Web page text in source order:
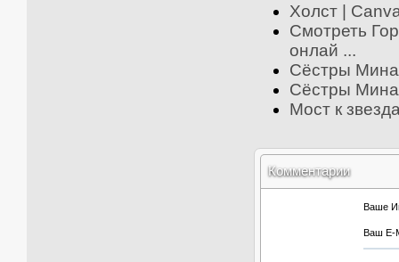
Холст |
Смотреть
онлай ...
Сёстры
Сёстры
Мост к
Комментарии
Ваше
Ваш E-